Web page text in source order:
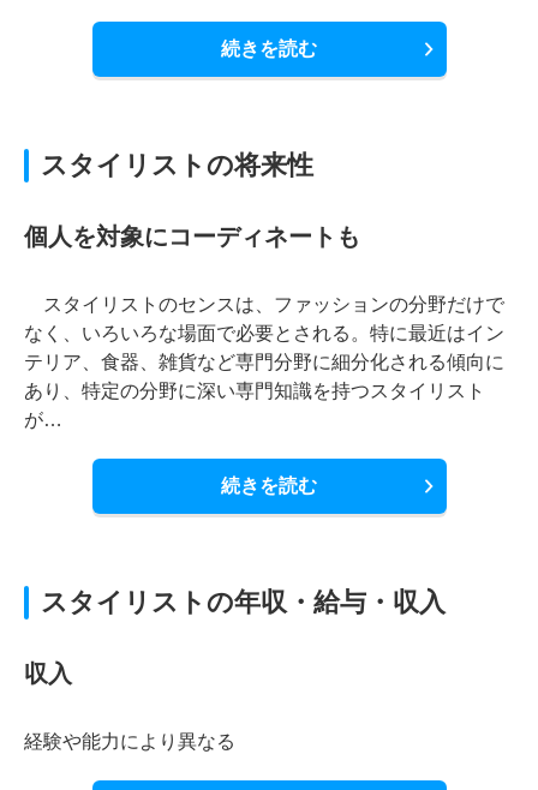
続きを読む
スタイリストの将来性
個人を対象にコーディネートも
スタイリストのセンスは、ファッションの分野だけで
なく、いろいろな場面で必要とされる。特に最近はイン
テリア、食器、雑貨など専門分野に細分化される傾向に
あり、特定の分野に深い専門知識を持つスタイリスト
が…
続きを読む
スタイリストの年収・給与・収入
収入
経験や能力により異なる